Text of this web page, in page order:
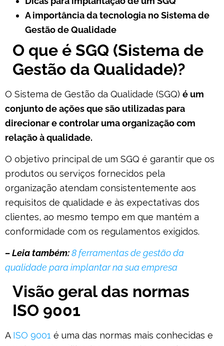
A importância da tecnologia no Sistema de
Gestão de Qualidade
O que é SGQ (Sistema de
Gestão da Qualidade)?
O Sistema de Gestão da Qualidade (SGQ) é um
conjunto de ações que são utilizadas para
direcionar e controlar uma organização com
relação à qualidade.
O objetivo principal de um SGQ é garantir que os
produtos ou serviços fornecidos pela
organização atendam consistentemente aos
requisitos de qualidade e às expectativas dos
clientes, ao mesmo tempo em que mantém a
conformidade com os regulamentos exigidos.
– Leia também:8 ferramentas de gestão da
qualidade para implantar na sua empresa
Visão geral das normas
ISO 9001
A ISO 9001 é uma das normas mais conhecidas e